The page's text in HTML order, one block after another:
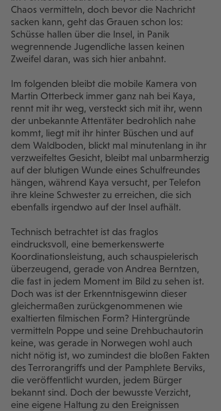
Chaos vermitteln, doch bevor die Nachricht
sacken kann, geht das Grauen schon los:
Schüsse hallen über die Insel, in Panik
wegrennende Jugendliche lassen keinen
Zweifel daran, was sich hier anbahnt.
Im folgenden bleibt die mobile Kamera von
Martin Otterbeck immer ganz nah bei Kaya,
rennt mit ihr weg, versteckt sich mit ihr, wenn
der unbekannte Attentäter bedrohlich nahe
kommt, liegt mit ihr hinter Büschen und auf
dem Waldboden, blickt mal minutenlang in ihr
verzweifeltes Gesicht, bleibt mal unbarmherzig
auf der blutigen Wunde eines Schulfreundes
hängen, während Kaya versucht, per Telefon
ihre kleine Schwester zu erreichen, die sich
ebenfalls irgendwo auf der Insel aufhält.
Technisch betrachtet ist das fraglos
eindrucksvoll, eine bemerkenswerte
Koordinationsleistung, auch schauspielerisch
überzeugend, gerade von Andrea Berntzen,
die fast in jedem Moment im Bild zu sehen ist.
Doch was ist der Erkenntnisgewinn dieser
gleichermaßen zurückgenommenen wie
exaltierten filmischen Form? Hintergründe
vermitteln Poppe und seine Drehbuchautorin
keine, was gerade in Norwegen wohl auch
nicht nötig ist, wo zumindest die bloßen Fakten
des Terrorangriffs und der Pamphlete Berviks,
die veröffentlicht wurden, jedem Bürger
bekannt sind. Doch der bewusste Verzicht,
eine eigene Haltung zu den Ereignissen